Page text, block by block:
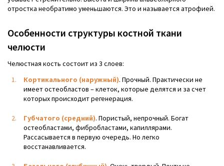
отростка необратимо уменьшаются. Это и называется атрофией.
Особенности структуры костной ткани
челюсти
Челюстная кость состоит из 3 слоев:
Кортикального (наружный). Прочный. Практически не
имеет остеобластов – клеток, которые делятся и за счет
которых происходит регенерация.
Губчатого (средний). Пористый, непрочный. Богат
остеобластами, фибробластами, капиллярами.
Рассасывается в первую очередь. Но легко
восстанавливается.